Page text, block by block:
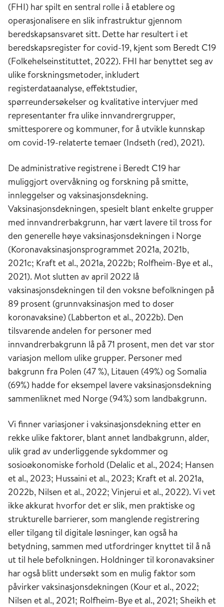
(FHI) har spilt en sentral rolle i å etablere og
operasjonalisere en slik infrastruktur gjennom
beredskapsansvaret sitt. Dette har resultert i et
beredskapsregister for covid-19, kjent som Beredt C19
(Folkehelseinstituttet, 2022). FHI har benyttet seg av
ulike forskningsmetoder, inkludert
registerdataanalyse, effektstudier,
spørreundersøkelser og kvalitative intervjuer med
representanter fra ulike innvandrergrupper,
smittesporere og kommuner, for å utvikle kunnskap
om covid-19-relaterte temaer (Indseth (red), 2021).
De administrative registrene i Beredt C19 har
muliggjort overvåkning og forskning på smitte,
innleggelser og vaksinasjonsdekning.
Vaksinasjonsdekningen, spesielt blant enkelte grupper
med innvandrerbakgrunn, har vært lavere til tross for
den generelle høye vaksinasjonsdekningen i Norge
(Koronavaksinasjonsprogrammet 2021a, 2021b,
2021c; Kraft et al., 2021a, 2022b; Rolfheim-Bye et al.,
2021). Mot slutten av april 2022 lå
vaksinasjonsdekningen til den voksne befolkningen på
89 prosent (grunnvaksinasjon med to doser
koronavaksine) (Labberton et al., 2022b). Den
tilsvarende andelen for personer med
innvandrerbakgrunn lå på 71 prosent, men det var stor
variasjon mellom ulike grupper. Personer med
bakgrunn fra Polen (47 %), Litauen (49%) og Somalia
(69%) hadde for eksempel lavere vaksinasjonsdekning
sammenliknet med Norge (94%) som landbakgrunn.
Vi finner variasjoner i vaksinasjonsdekning etter en
rekke ulike faktorer, blant annet landbakgrunn, alder,
ulik grad av underliggende sykdommer og
sosioøkonomiske forhold (Delalic et al., 2024; Hansen
et al., 2023; Hussaini et al., 2023; Kraft et al. 2021a,
2022b, Nilsen et al., 2022; Vinjerui et al., 2022). Vi vet
ikke akkurat hvorfor det er slik, men praktiske og
strukturelle barrierer, som manglende registrering
eller tilgang til digitale løsninger, kan også ha
betydning, sammen med utfordringer knyttet til å nå
ut til hele befolkningen. Holdninger til koronavaksiner
har også blitt undersøkt som en mulig faktor som
påvirker vaksinasjonsdekningen (Kour et al., 2022;
Nilsen et al., 2021; Rolfheim-Bye et al., 2021; Sheikh et